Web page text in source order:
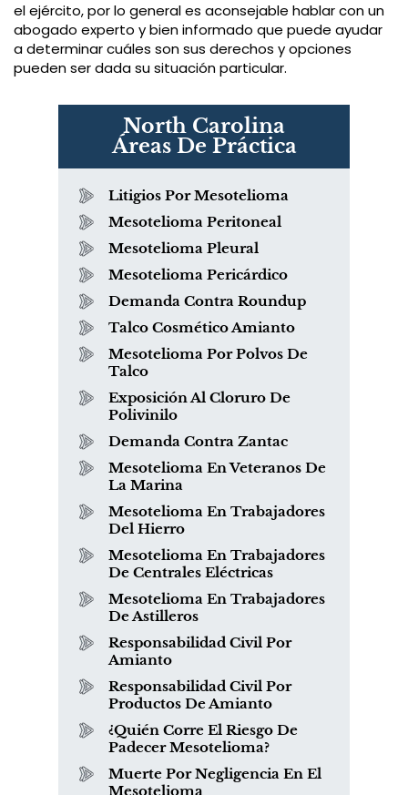
el ejército, por lo general es aconsejable hablar con un
abogado experto y bien informado que puede ayudar
a determinar cuáles son sus derechos y opciones
pueden ser dada su situación particular.
North Carolina
Áreas De Práctica
Litigios Por Mesotelioma
Mesotelioma Peritoneal
Mesotelioma Pleural
Mesotelioma Pericárdico
Demanda Contra Roundup
Talco Cosmético Amianto
Mesotelioma Por Polvos De
Talco
Exposición Al Cloruro De
Polivinilo
Demanda Contra Zantac
Mesotelioma En Veteranos De
La Marina
Mesotelioma En Trabajadores
Del Hierro
Mesotelioma En Trabajadores
De Centrales Eléctricas
Mesotelioma En Trabajadores
De Astilleros
Responsabilidad Civil Por
Amianto
Responsabilidad Civil Por
Productos De Amianto
¿Quién Corre El Riesgo De
Padecer Mesotelioma?
Muerte Por Negligencia En El
Mesotelioma